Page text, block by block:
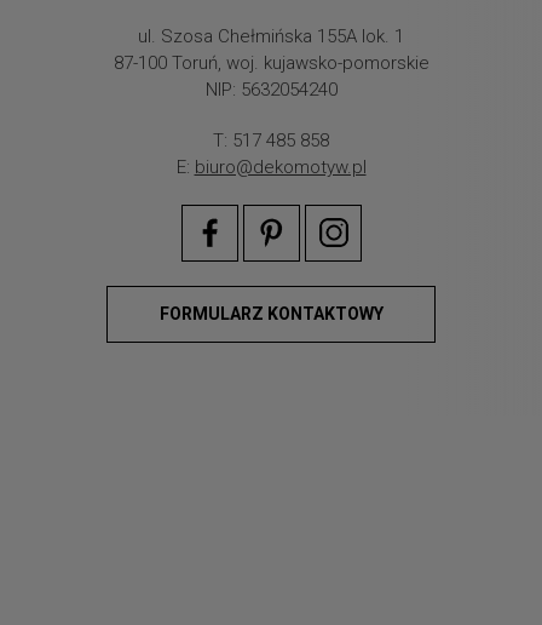
ul. Szosa Chełmińska 155A lok. 1
87-100 Toruń, woj. kujawsko-pomorskie
NIP: 5632054240
T: 517 485 858
E: biuro@dekomotyw.pl
FORMULARZ KONTAKTOWY